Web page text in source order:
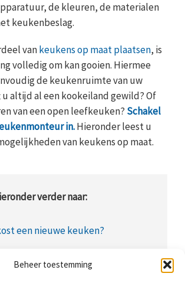
Beheer toestemming
de kleuren, de materialen
keukenbeslag.
vankeukens op maat plaatsen, is
volledig om kan gooien. Hiermee
de keukenruimte van uw
altijd al een kookeiland gewild? Of
van een open leefkeuken? Schakel
in.Hieronder leest u
van keukens op maat.
verder naar:
een nieuwe keuken?